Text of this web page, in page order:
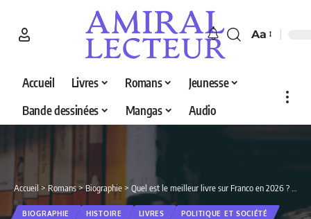
Aa
Accueil Livres Romans
Jeunesse
Bande dessinées
Mangas Audio
Accueil > Romans>Biographie> Quel est le meilleur livre sur Franco en 2026 ? Decouvrez nos 4 selections
BIOGRAPHIE HISTOIRE LIVRES
POLITIQUE ET SOCIÉTÉ